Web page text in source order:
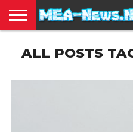
TERBARU
EDUKASI
HIBURAN
INSPIRASI
KESEHATAN
KULINER
OLAH
RAGA
OTOMOTIF
TRAVEL
JUAL
BELI
ALL POSTS